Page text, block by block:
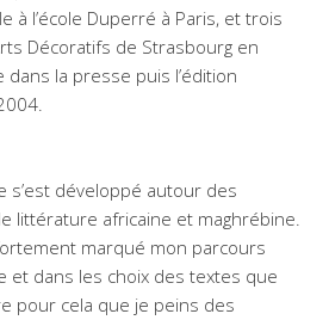
à l’école Duperré à Paris, et trois
Décoratifs de Strasbourg en
dans la presse puis l’édition
s’est développé autour des
littérature africaine et maghrébine.
marqué mon parcours
et dans les choix des textes que
pour cela que je peins des